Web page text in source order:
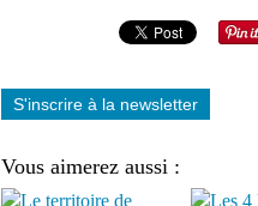
S'inscrire à la newsletter
Vous aimerez aussi :